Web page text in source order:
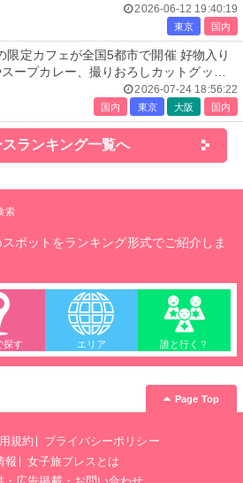
・デ・リュミエール＞
2026-06-12 19:40:19
東京 国内
限定カフェが全国5都市で開催 好物入り
ープカレー、撮りおろしカットグッズ
2026-07-24 18:56:22
国内 東京 大阪 国内
スランキング一覧へ
索
ポットをランキング形式でご紹介しま
探す エリア 誰と行く？
Page Top
規約
プライバシーポリシー
報
女子旅プレスとは